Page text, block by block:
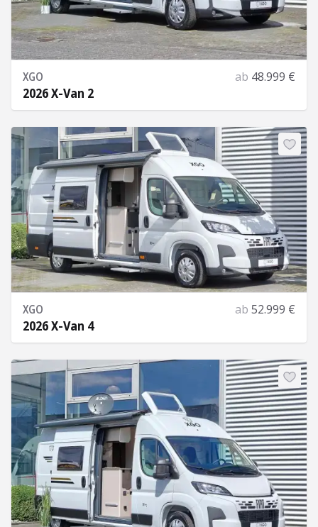
XGO ab 48.999 €
2026 X-Van 2
XGO ab 52.999 €
2026 X-Van 4